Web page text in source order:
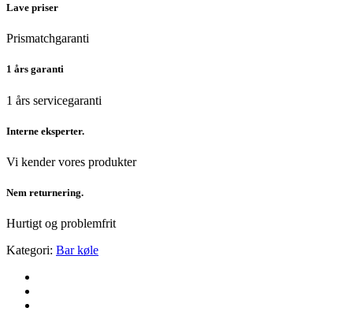
Lave priser
Prismatchgaranti
1 års garanti
1 års servicegaranti
Interne eksperter.
Vi kender vores produkter
Nem returnering.
Hurtigt og problemfrit
Kategori: Bar køle